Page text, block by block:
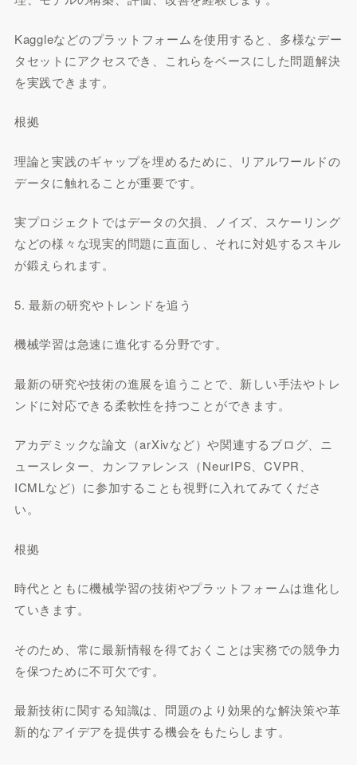
Kaggleなどのプラットフォームを使用すると、多様なデー
タセットにアクセスでき、これらをベースにした問題解決
を実践できます。
根拠
理論と実践のギャップを埋めるために、リアルワールドの
データに触れることが重要です。
実プロジェクトではデータの欠損、ノイズ、スケーリング
などの様々な現実的問題に直面し、それに対処するスキル
が鍛えられます。
5. 最新の研究やトレンドを追う
機械学習は急速に進化する分野です。
最新の研究や技術の進展を追うことで、新しい手法やトレ
ンドに対応できる柔軟性を持つことができます。
アカデミックな論文（arXivなど）や関連するブログ、ニ
ュースレター、カンファレンス（NeurIPS、CVPR、
ICMLなど）に参加することも視野に入れてみてくださ
い。
根拠
時代とともに機械学習の技術やプラットフォームは進化し
ていきます。
そのため、常に最新情報を得ておくことは実務での競争力
を保つために不可欠です。
最新技術に関する知識は、問題のより効果的な解決策や革
新的なアイデアを提供する機会をもたらします。